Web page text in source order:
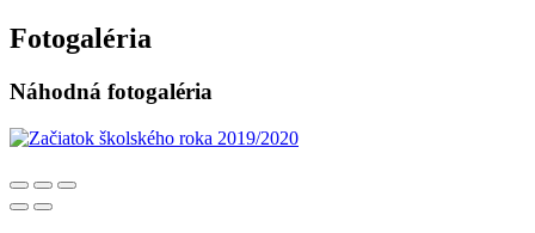
Fotogaléria
Náhodná fotogaléria